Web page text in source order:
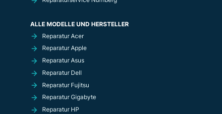
ALLE MODELLE UND HERSTELLER
Reparatur Acer
Reparatur Apple
Reparatur Asus
Reparatur Dell
Reparatur Fujitsu
Reparatur Gigabyte
Reparatur HP